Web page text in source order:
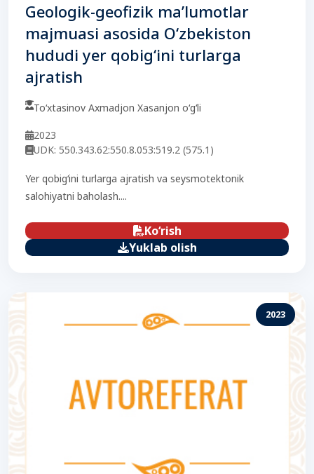
Geologik-geofizik ma’lumotlar
majmuasi asosida O‘zbekiston
hududi yer qobig‘ini turlarga
ajratish
To‘xtasinov Axmadjon Xasanjon o‘g‘li
2023
UDK: 550.343.62:550.8.053:519.2 (575.1)
Yer qobig‘ini turlarga ajratish va seysmotektonik
salohiyatni baholash....
Ko‘rish
Yuklab olish
2023